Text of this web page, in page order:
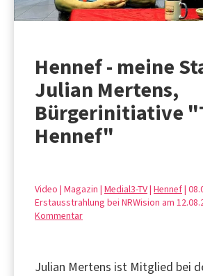
Hennef - meine
Julian Mertens,
Bürgerinitiative
Hennef"
Video | Magazin | Medial3-TV| Hennef|
Erstausstrahlung bei NRWision am
Kommentar
Julian Mertens ist Mitglied bei